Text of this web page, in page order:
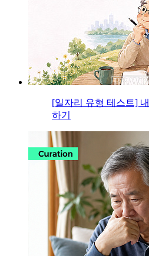
[일자리 유형 테스트]
하기